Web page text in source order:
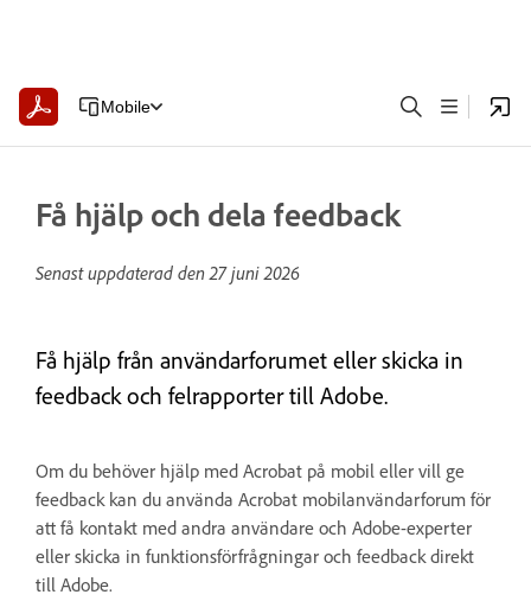
Mobile
Få hjälp och dela feedback
Senast uppdaterad den27 juni 2026
Få hjälp från användarforumet eller skicka in
feedback och felrapporter till Adobe.
Om du behöver hjälp med Acrobat på mobil eller vill ge
feedback kan du använda Acrobat mobilanvändarforum för
att få kontakt med andra användare och Adobe-experter
eller skicka in funktionsförfrågningar och feedback direkt
till Adobe.